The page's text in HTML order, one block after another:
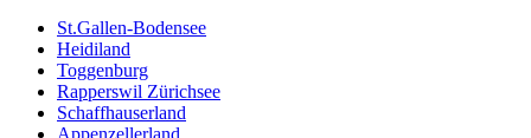
St.Gallen-Bodensee
Heidiland
Toggenburg
Rapperswil Zürichsee
Schaffhauserland